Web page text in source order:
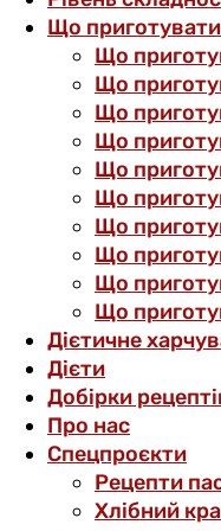
Що приготувати
Що
Що
Що
Що
Що
Що
Що
Що
Що
Що
Дієтичне
Дієти
Добірки
Про нас
Спецпроєкти
Рецепти
Хлібний